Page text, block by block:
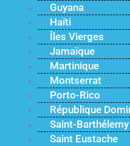
Guyana
Haïti
Îles Vierges
Jamaïque
Martinique
Montserrat
Porto-Rico
République
Saint-Barthélemy
Saint Eustache